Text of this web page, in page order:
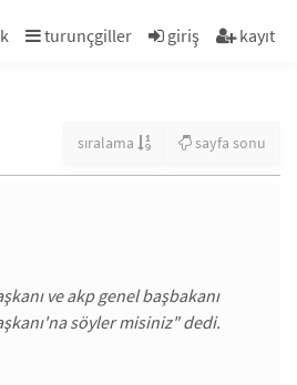
turunçgiller giriş kayıt
sıralama sayfa sonu
ve akp genel başbakanı
söyler misiniz" dedi.